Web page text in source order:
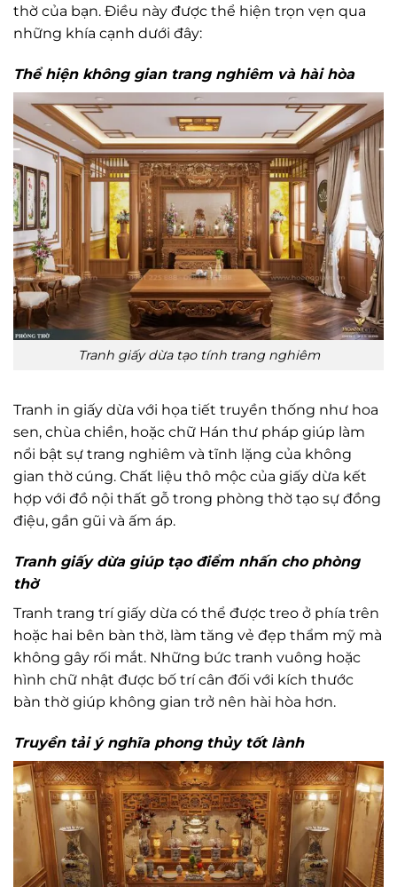
thờ của bạn. Điều này được thể hiện trọn vẹn qua
những khía cạnh dưới đây:
Thể hiện không gian trang nghiêm và hài hòa
Tranh giấy dừa tạo tính trang nghiêm
Tranh in giấy dừa với họa tiết truyền thống như hoa
sen, chùa chiền, hoặc chữ Hán thư pháp giúp làm
nổi bật sự trang nghiêm và tĩnh lặng của không
gian thờ cúng. Chất liệu thô mộc của giấy dừa kết
hợp với đồ nội thất gỗ trong phòng thờ tạo sự đồng
điệu, gần gũi và ấm áp.
Tranh giấy dừa giúp tạo điểm nhấn cho phòng
thờ
Tranh trang trí giấy dừa có thể được treo ở phía trên
hoặc hai bên bàn thờ, làm tăng vẻ đẹp thẩm mỹ mà
không gây rối mắt. Những bức tranh vuông hoặc
hình chữ nhật được bố trí cân đối với kích thước
bàn thờ giúp không gian trở nên hài hòa hơn.
Truyền tải ý nghĩa phong thủy tốt lành